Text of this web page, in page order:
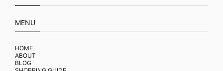
MENU
HOME
ABOUT
BLOG